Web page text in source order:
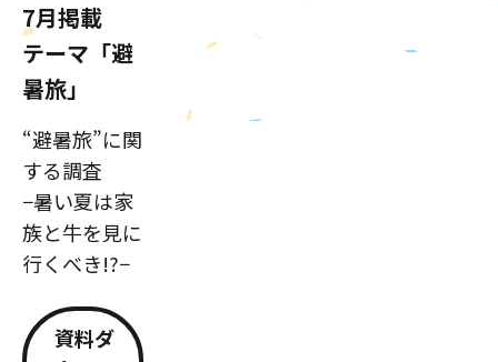
7月掲載
テーマ「避
暑旅」
“避暑旅”に関
する調査
−暑い夏は家
族と牛を見に
行くべき!?−
資料ダ